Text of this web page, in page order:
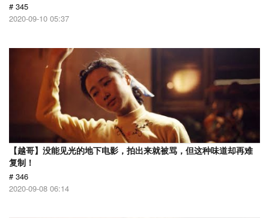
# 345
2020-09-10 05:37
【越哥】没能见光的地下电影，拍出来就被骂，但这种味道却再难
复制！
# 346
2020-09-08 06:14